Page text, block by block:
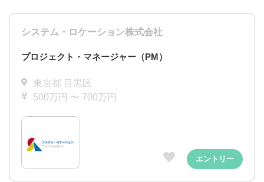
システム・ロケーション株式会社
プロジェクト・マネージャー（PM）
東京都 目黒区
500万円 〜 700万円
エントリー